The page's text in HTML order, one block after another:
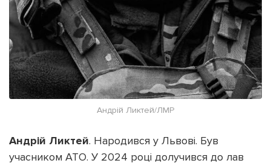
Андрій Ликтей/ЛМР
Андрій Ликтей. Народився у Львові. Був
учасником АТО. У 2024 році долучився до лав